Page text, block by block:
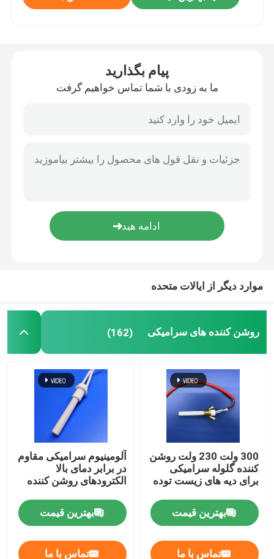
روشن کننده های نیترید سیلیکون
ژنراتور اوزون سرامیکی
دستگاه ازن قابل حمل
مقاومت ولتاژ بالا
پیام بگذارید
ما به زودی با شما تماس خواهیم گرفت
موارد دیگر از ایالات متحده
روشن کننده های سرامیکی (162)
300 ولت 230 ولت روشن
کننده گلوله سرامیکی
برای دیه های زیست توده
بهترین قیمت
تماس با ما
آلومینیوم سرامیکی مقاوم
در برابر دمای بالا
الکترودهای روشن کننده
بهترین قیمت
تماس با ما